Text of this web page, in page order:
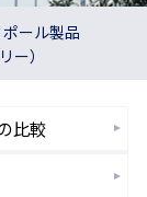
ール製品
）
比較